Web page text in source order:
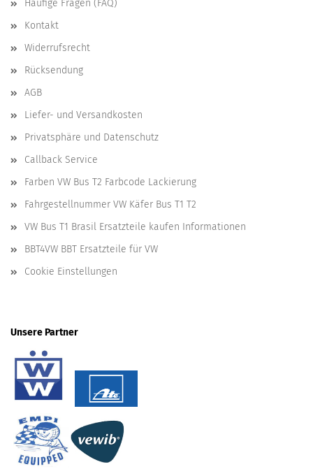
Häufige Fragen (FAQ)
Kontakt
Widerrufsrecht
Rücksendung
AGB
Liefer- und Versandkosten
Privatsphäre und Datenschutz
Callback Service
Farben VW Bus T2 Farbcode Lackierung
Fahrgestellnummer VW Käfer Bus T1 T2
VW Bus T1 Brasil Ersatzteile kaufen Informationen
BBT4VW BBT Ersatzteile für VW
Cookie Einstellungen
Unsere Partner